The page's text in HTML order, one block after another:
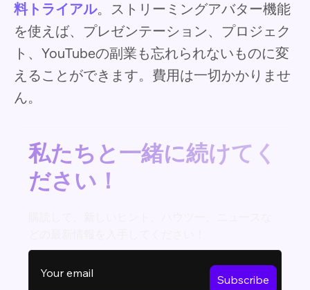
料トライアル。ストリーミングアバター機能
を使えば、プレゼンテーション、プロジェク
ト、YouTubeの副業も忘れられないものに変
えることができます。費用は一切かかりませ
ん。
私たちと一緒に続けてく
ださい！